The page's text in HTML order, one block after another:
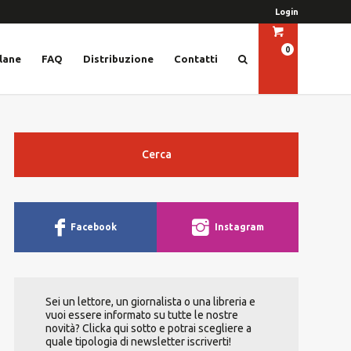
Login
FAQ Distribuzione Contatti
0
Cerca
Facebook Instagram
Sei un lettore, un giornalista o una libreria e
vuoi essere informato su tutte le nostre
novità? Clicka qui sotto e potrai scegliere a
quale tipologia di newsletter iscriverti!